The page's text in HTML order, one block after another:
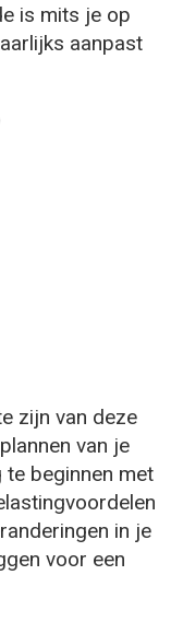
is mits je op
aanpast
zijn van deze
van je
beginnen met
in je
voor een